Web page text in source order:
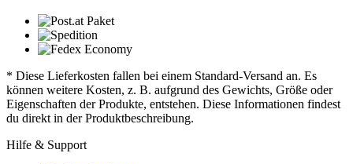
* Diese Lieferkosten fallen bei einem Standard-Versand an. Es
können weitere Kosten, z. B. aufgrund des Gewichts, Größe oder
Eigenschaften der Produkte, entstehen. Diese Informationen findest
du direkt in der Produktbeschreibung.
Hilfe & Support